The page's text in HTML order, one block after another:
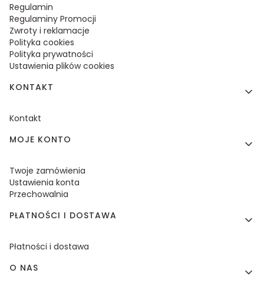
Regulamin
Regulaminy Promocji
Zwroty i reklamacje
Polityka cookies
Polityka prywatności
Ustawienia plików cookies
KONTAKT
Kontakt
MOJE KONTO
Twoje zamówienia
Ustawienia konta
Przechowalnia
PŁATNOŚCI I DOSTAWA
Płatności i dostawa
O NAS